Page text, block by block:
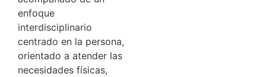
enfoque
interdisciplinario
centrado en la persona,
orientado a atender las
necesidades físicas,